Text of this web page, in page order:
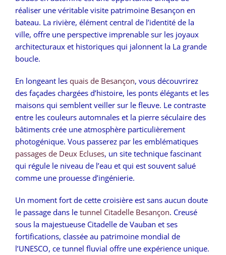
réaliser une véritable visite patrimoine Besançon en
bateau. La rivière, élément central de l’identité de la
ville, offre une perspective imprenable sur les joyaux
architecturaux et historiques qui jalonnent la La grande
boucle.
En longeant les quais de Besançon, vous découvrirez
des façades chargées d’histoire, les ponts élégants et les
maisons qui semblent veiller sur le fleuve. Le contraste
entre les couleurs automnales et la pierre séculaire des
bâtiments crée une atmosphère particulièrement
photogénique. Vous passerez par les emblématiques
passages de Deux Ecluses, un site technique fascinant
qui régule le niveau de l’eau et qui est souvent salué
comme une prouesse d’ingénierie.
Un moment fort de cette croisière est sans aucun doute
le passage dans le tunnel Citadelle Besançon. Creusé
sous la majestueuse Citadelle de Vauban et ses
fortifications, classée au patrimoine mondial de
l’UNESCO, ce tunnel fluvial offre une expérience unique.